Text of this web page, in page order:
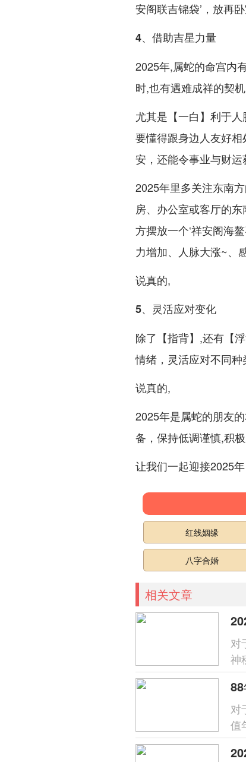
安阁联吉锦袋’，放再
4、借助吉星力量
2025年,属蛇的命宫内
时,也有遇难成祥的契
尤其是【一白】利于
要懂得跟身边人友好
安，还能令事业与财运
2025年里多关注东南
房、办公室或客厅的
方摆放一个‘祥安阁海
力增加、人脉大涨~、
说真的,
5、灵活应对变化
除了【指背】,还有【
情绪，灵活应对不同种
说真的,
2025年是属蛇的朋友
备，保持低调谨慎,积
让我们一起迎接2025
红线姻缘
八字合婚
相关文章
对
神
法
对
值
是